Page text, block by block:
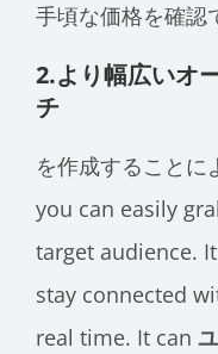
手頃な価格を確認
2.より幅広いオ
チ
を作成することに
you can easily
target audience.
stay connected
real time. It can